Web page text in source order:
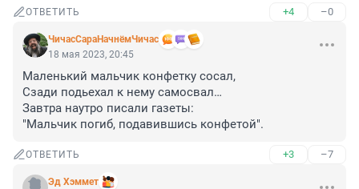
ОТВЕТИТЬ +4 –0
ЧичасСараНачнёмЧичас
18 мая 2023, 20:45
Маленький мальчик конфетку сосал,
Сзади подьехал к нему самосвал…
Завтра наутро писали газеты:
"Мальчик погиб, подавившись конфетой".
ОТВЕТИТЬ +3 –7
Эд Хэммет